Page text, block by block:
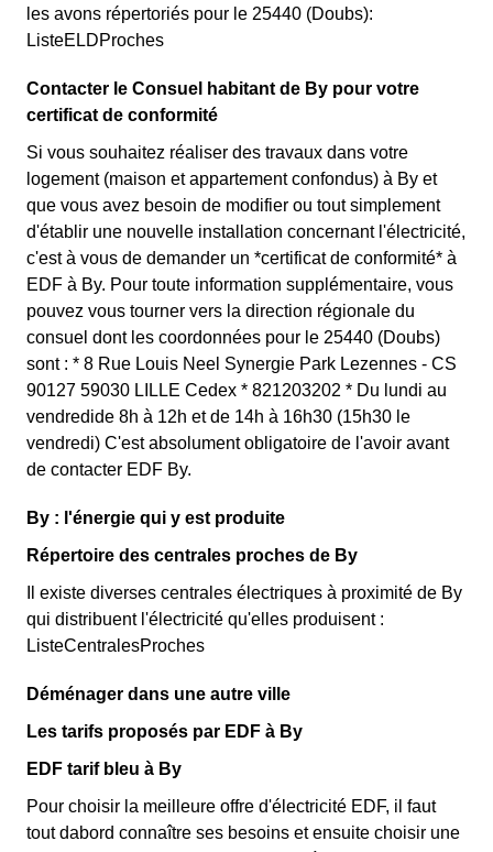
les avons répertoriés pour le 25440 (Doubs):
ListeELDProches
Contacter le Consuel habitant de By pour votre
certificat de conformité
Si vous souhaitez réaliser des travaux dans votre
logement (maison et appartement confondus) à By et
que vous avez besoin de modifier ou tout simplement
d'établir une nouvelle installation concernant l'électricité,
c'est à vous de demander un *certificat de conformité* à
EDF à By. Pour toute information supplémentaire, vous
pouvez vous tourner vers la direction régionale du
consuel dont les coordonnées pour le 25440 (Doubs)
sont : * 8 Rue Louis Neel Synergie Park Lezennes - CS
90127 59030 LILLE Cedex * 821203202 * Du lundi au
vendredide 8h à 12h et de 14h à 16h30 (15h30 le
vendredi) C'est absolument obligatoire de l'avoir avant
de contacter EDF By.
By : l'énergie qui y est produite
Répertoire des centrales proches de By
Il existe diverses centrales électriques à proximité de By
qui distribuent l'électricité qu'elles produisent :
ListeCentralesProches
Déménager dans une autre ville
Les tarifs proposés par EDF à By
EDF tarif bleu à By
Pour choisir la meilleure offre d'électricité EDF, il faut
tout dabord connaître ses besoins et ensuite choisir une